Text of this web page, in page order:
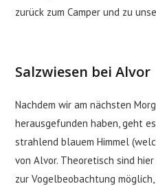
zurück zum Camper und zu
Salzwiesen bei Alvor
Nachdem wir am nächsten
herausgefunden haben, geht
strahlend blauem Himmel
von Alvor. Theoretisch sind
zur Vogelbeobachtung